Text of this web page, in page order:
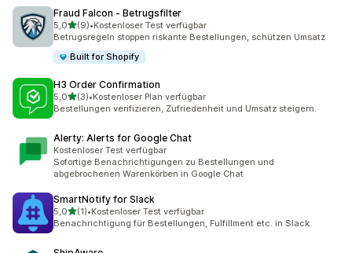
Fraud Falcon ‑ Betrugsfilter
5,0von 5 Sternen
(9)
9 Rezensionen insgesamt
•Kostenloser Test verfügbar
Betrugsregeln stoppen riskante Bestellungen, schützen Umsatz
Built for Shopify
H3 Order Confirmation
5,0von 5 Sternen
(3)
3 Rezensionen insgesamt
•Kostenloser Plan verfügbar
Bestellungen verifizieren, Zufriedenheit und Umsatz steigern.
Alerty: Alerts for Google Chat
Kostenloser Test verfügbar
Sofortige Benachrichtigungen zu Bestellungen und
abgebrochenen Warenkörben in Google Chat
SmartNotify for Slack
5,0von 5 Sternen
(1)
1 Rezensionen insgesamt
•Kostenloser Test verfügbar
Benachrichtigung für Bestellungen, Fulfillment etc. in Slack